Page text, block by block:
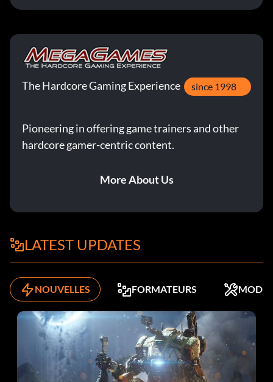
The Hardcore Gaming Experience since 1998
Pioneering in offering game trainers and other
hardcore gamer-centric content.
More About Us
LATEST UPDATES
NOUVELLES FORMATEURS MODS